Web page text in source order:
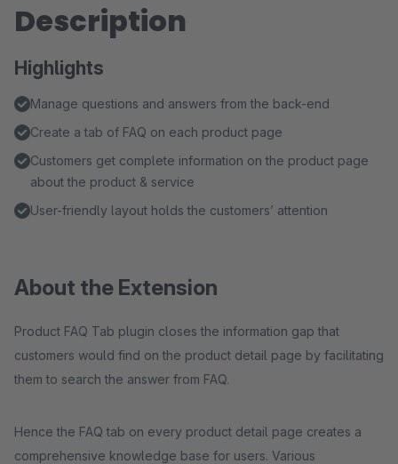
Description
Highlights
Manage questions and answers from the back-end
Create a tab of FAQ on each product page
Customers get complete information on the product page
about the product & service
User-friendly layout holds the customers’ attention
About the Extension
Product FAQ Tab plugin closes the information gap that
customers would find on the product detail page by facilitating
them to search the answer from FAQ.
Hence the FAQ tab on every product detail page creates a
comprehensive knowledge base for users. Various